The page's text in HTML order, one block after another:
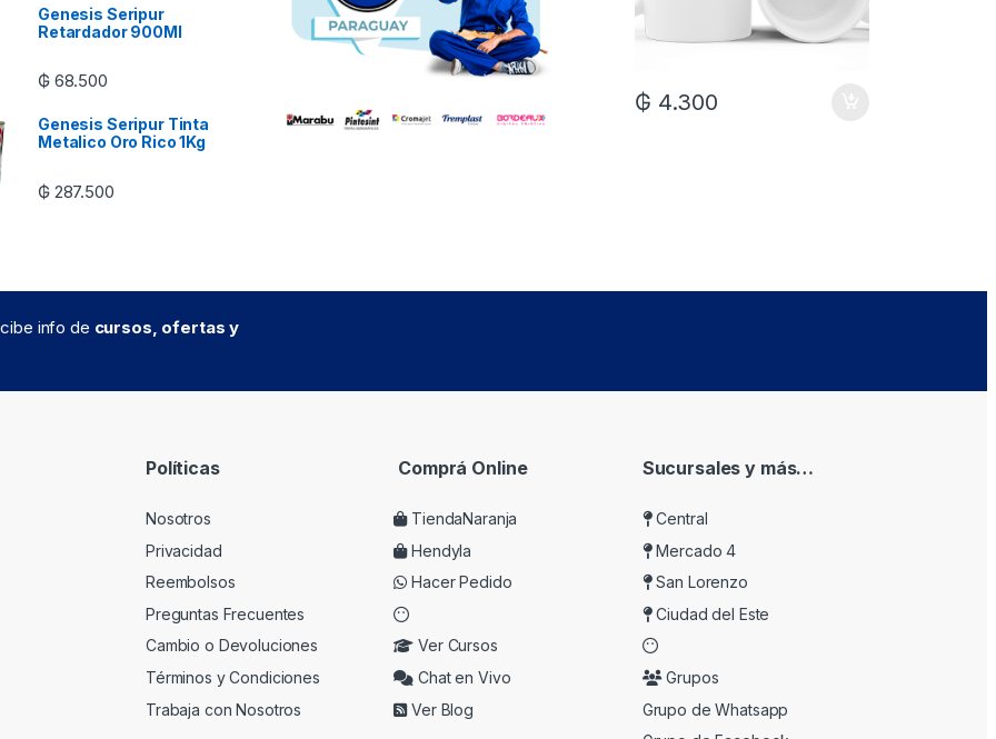
Genesis Seripur
Retardador 900Ml
₲ 68.500
Genesis Seripur Tinta
Metalico Oro Rico 1Kg
₲ 287.500
₲ 4.300
info de cursos, ofertas y
Políticas
Nosotros
Privacidad
Reembolsos
Preguntas Frecuentes
Cambio o Devoluciones
Términos y Condiciones
Trabaja con Nosotros
Comprá Online
TiendaNaranja
Hendyla
Hacer Pedido
Ver Cursos
Chat en Vivo
Ver Blog
Sucursales y más…
Central
Mercado 4
San Lorenzo
Ciudad del Este
Grupos
Grupo de Whatsapp